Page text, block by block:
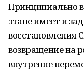
Принципиально
этапе имеет и
восстановления
возвращение на
внутренне